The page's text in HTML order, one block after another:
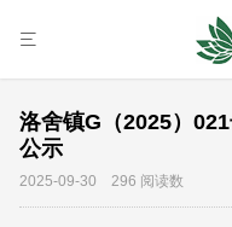
洛舍镇G（2025）
公示
2025-09-30 296 阅读数